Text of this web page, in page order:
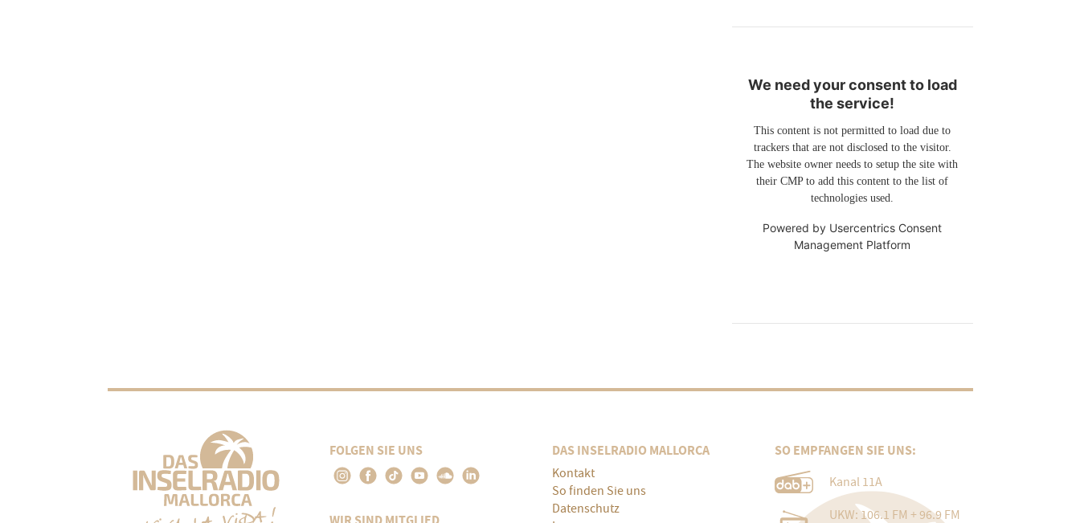
We need your consent to load
the service!
This content is not permitted to load due to
trackers that are not disclosed to the visitor.
The website owner needs to setup the site with
their CMP to add this content to the list of
technologies used.
Powered by Usercentrics Consent
Management Platform
FOLGEN SIE UNS DAS INSELRADIO MALLORCA
Kontakt
So finden Sie uns
Datenschutz
SO EMPFANGEN SIE UNS:
Kanal 11A
UKW: 106.1 FM + 96.9 FM